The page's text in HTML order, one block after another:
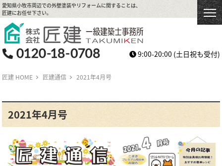
愛知県小牧市周辺での外壁塗装やリフォームに関することは、
匠建にお任せ下さい。
9:00-20:00 (土日祝も受付)
匠建 HOME 匠建通信 2021年4月号
2021年4月号